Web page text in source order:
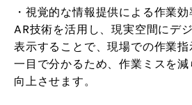
・視覚的な情報提供による作業
AR技術を活用し、現実空間にデ
表示することで、現場での作業
一目で分かるため、作業ミスを
向上させます。